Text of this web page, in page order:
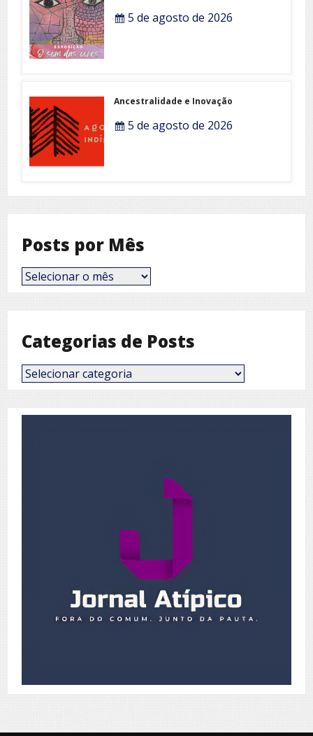
5 de agosto de 2026
Ancestralidade e Inovação
5 de agosto de 2026
Posts por Mês
Posts
por
Categorias de Posts
Categorias
de